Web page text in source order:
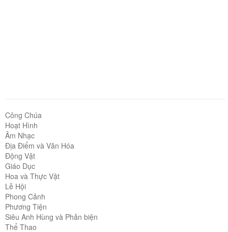
Công Chúa
Hoạt Hình
Âm Nhạc
Địa Điểm và Văn Hóa
Động Vật
Giáo Dục
Hoa và Thực Vật
Lễ Hội
Phong Cảnh
Phương Tiện
Siêu Anh Hùng và Phản biện
Thể Thao